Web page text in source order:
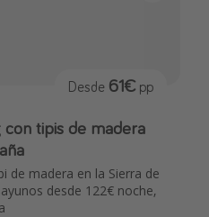
con tipis de madera
de madera en la Sierra de
desde 122€ noche,
Desde 61€ pp